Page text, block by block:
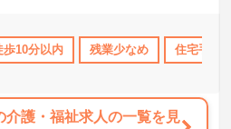
110日以上 資格取得サポート
歩10分以内 残業少なめ 住宅手当
介護・福祉求人の一覧を見